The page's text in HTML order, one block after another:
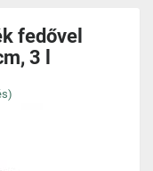
fedővel
3 l